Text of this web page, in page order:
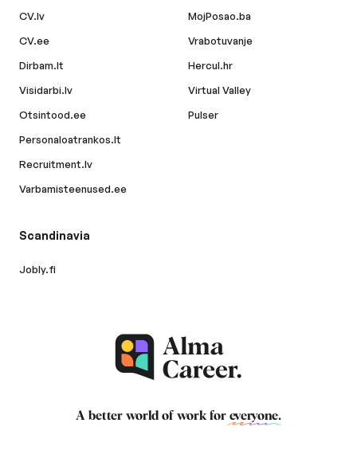
CV.lv
CV.ee
Dirbam.lt
Visidarbi.lv
Otsintood.ee
Personaloatrankos.lt
Recruitment.lv
Varbamisteenused.ee
MojPosao.ba
Vrabotuvanje
Hercul.hr
Virtual Valley
Pulser
Scandinavia
Jobly.fi
A better world of work for everyone.